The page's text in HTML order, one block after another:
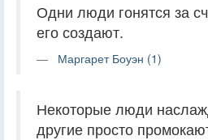
Одни люди гонятся за
его создают.
Маргарет Боуэн (1)
Некоторые люди
другие просто